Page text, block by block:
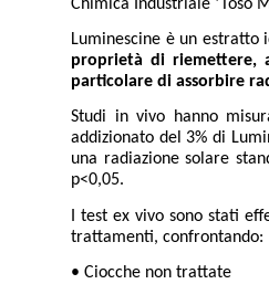
Chimica Industriale ‘Toso
Luminescine è un
proprietà di riemettere,
particolare di assorbire
Studi in vivo hanno
addizionato del 3% di
una radiazione solare
p<0,05.
I test ex vivo sono stati
trattamenti, confrontando:
• Ciocche non trattate